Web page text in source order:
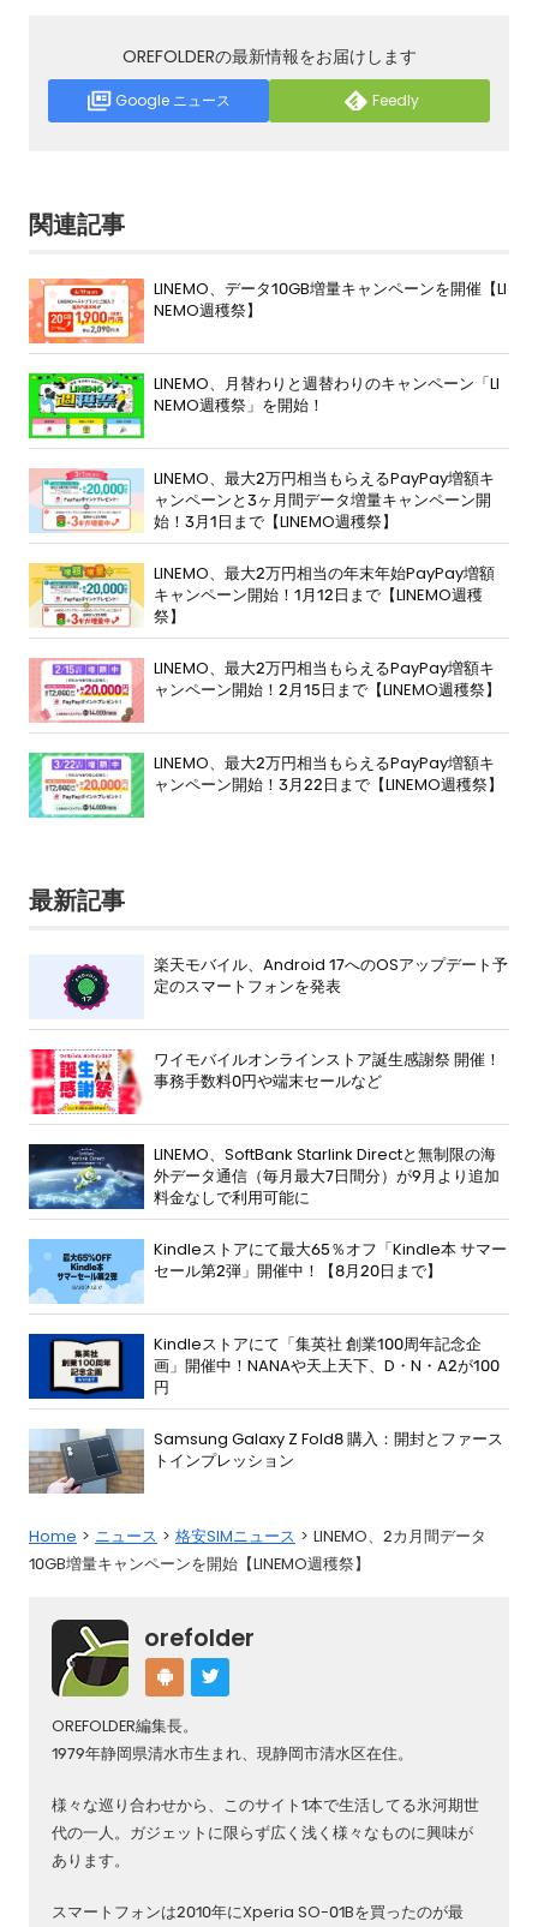
OREFOLDERの最新情報をお届けします
Google ニュース Feedly
関連記事
LINEMO、データ10GB増量キャンペーンを開催【LI
NEMO週穫祭】
LINEMO、月替わりと週替わりのキャンペーン「LI
NEMO週穫祭」を開始！
LINEMO、最大2万円相当もらえるPayPay増額キ
ャンペーンと3ヶ月間データ増量キャンペーン開
始！3月1日まで【LINEMO週穫祭】
LINEMO、最大2万円相当の年末年始PayPay増額
キャンペーン開始！1月12日まで【LINEMO週穫
祭】
LINEMO、最大2万円相当もらえるPayPay増額キ
ャンペーン開始！2月15日まで【LINEMO週穫祭】
LINEMO、最大2万円相当もらえるPayPay増額キ
ャンペーン開始！3月22日まで【LINEMO週穫祭】
最新記事
楽天モバイル、Android 17へのOSアップデート予
定のスマートフォンを発表
ワイモバイルオンラインストア誕生感謝祭 開催！
事務手数料0円や端末セールなど
LINEMO、SoftBank Starlink Directと無制限の海
外データ通信（毎月最大7日間分）が9月より追加
料金なしで利用可能に
Kindleストアにて最大65％オフ「Kindle本 サマー
セール第2弾」開催中！【8月20日まで】
Kindleストアにて「集英社 創業100周年記念企
画」開催中！NANAや天上天下、D・N・A2が100
円
Samsung Galaxy Z Fold8 購入：開封とファース
トインプレッション
Home ニュース 格安SIMニュース
LINEMO、2カ月間データ
10GB増量キャンペーンを開始【LINEMO週穫祭】
orefolder
OREFOLDER編集長。
1979年静岡県清水市生まれ、現静岡市清水区在住。
様々な巡り合わせから、このサイト1本で生活してる氷河期世
代の一人。ガジェットに限らず広く浅く様々なものに興味が
あります。
スマートフォンは2010年にXperia SO-01Bを買ったのが最